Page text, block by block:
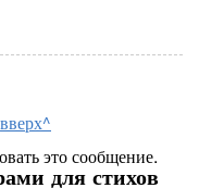
вверх^
это сообщение.
для стихов